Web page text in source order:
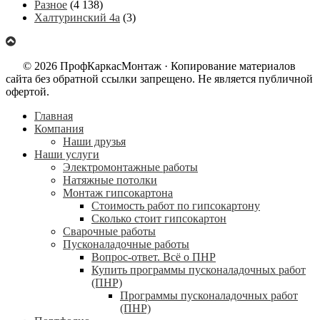
Разное (4 138)
Халтуринский 4а (3)
© 2026 ПрофКаркасМонтаж · Копирование материалов
сайта без обратной ссылки запрещено. Не является публичной
офертой.
Главная
Компания
Наши друзья
Наши услуги
Электромонтажные работы
Натяжные потолки
Монтаж гипсокартона
Стоимость работ по гипсокартону
Сколько стоит гипсокартон
Сварочные работы
Пусконаладочные работы
Вопрос-ответ. Всё о ПНР
Купить программы пусконаладочных работ
(ПНР)
Программы пусконаладочных работ
(ПНР)